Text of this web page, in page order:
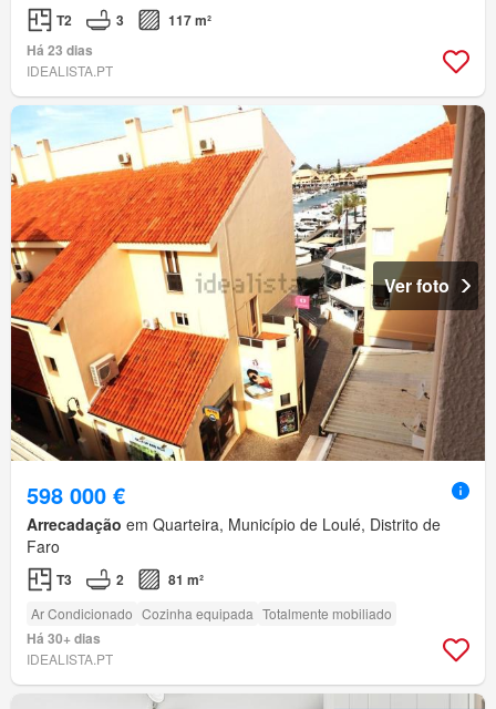
T2 3
117 m²
Há 23 dias
IDEALISTA.PT
Ver foto
598 000 €
Arrecadação em Quarteira, Município de Loulé, Distrito de
Faro
T3 2 81 m²
Ar Condicionado Cozinha equipada Totalmente mobiliado
Há 30+ dias
IDEALISTA.PT